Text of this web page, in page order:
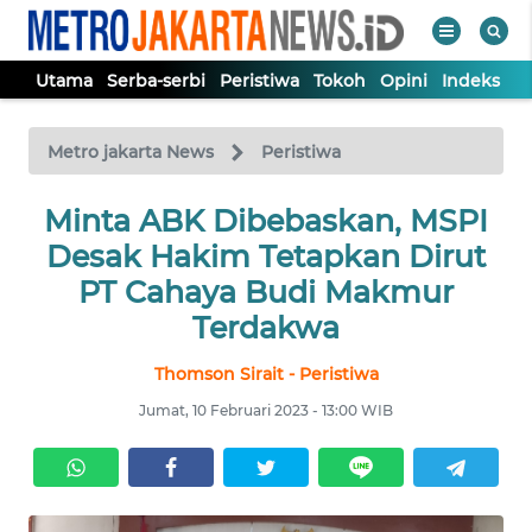
Utama Serba-serbi Peristiwa Tokoh Opini Indeks
Metro jakarta News Peristiwa
Minta ABK Dibebaskan, MSPI
Desak Hakim Tetapkan Dirut
PT Cahaya Budi Makmur
Terdakwa
Thomson Sirait - Peristiwa
Jumat, 10 Februari 2023 - 13:00 WIB
TV
Tutup
UTAMA
SERBA-
SERBI
TOKOH
OPINI